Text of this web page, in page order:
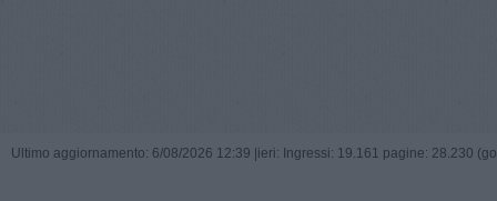
Ultimo aggiornamento: 6/08/2026 12:39 | ieri: Ingressi: 19.161 pagine: 28.230